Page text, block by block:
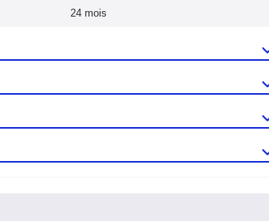
24 mois